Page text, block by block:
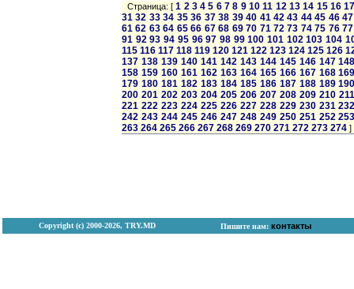
Страница: [1 2 3 4 5 6 7 8 9 10 11 12 13 14 15 16
31 32 33 34 35 36 37 38 39 40 41 42 43 44 45 46 47
61 62 63 64 65 66 67 68 69 70 71 72 73 74 75 76 77
91 92 93 94 95 96 97 98 99 100 101 102 103 104
115 116 117 118 119 120 121 122 123 124 125 126
137 138 139 140 141 142 143 144 145 146 147
158 159 160 161 162 163 164 165 166 167 168
179 180 181 182 183 184 185 186 187 188 189
200 201 202 203 204 205 206 207 208 209 210 211
221 222 223 224 225 226 227 228 229 230 231
242 243 244 245 246 247 248 249 250 251 252
263 264 265 266 267 268 269 270 271 272 273 274 ]
Copyright (с) 2000-2026, TRY.MD Пишите нам: контакты